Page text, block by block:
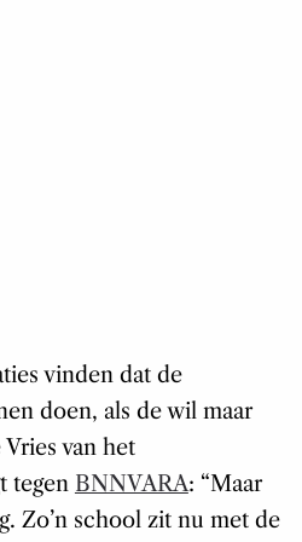
vinden dat de
doen, als de wil maar
Vries van het
tegen BNNVARA: “Maar
Zo’n school zit nu met de